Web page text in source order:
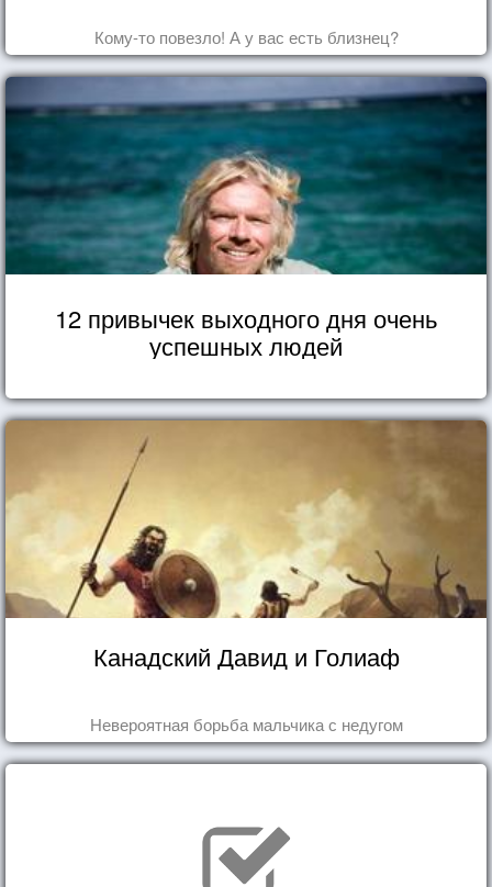
Кому-то повезло! А у вас есть близнец?
12 привычек выходного дня очень
успешных людей
Канадский Давид и Голиаф
Невероятная борьба мальчика с недугом